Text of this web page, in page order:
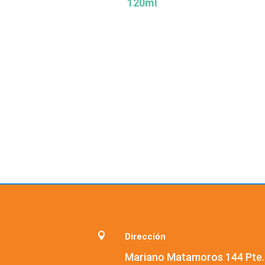
120ml
 Dirección
Mariano Matamoros 144 Pte.